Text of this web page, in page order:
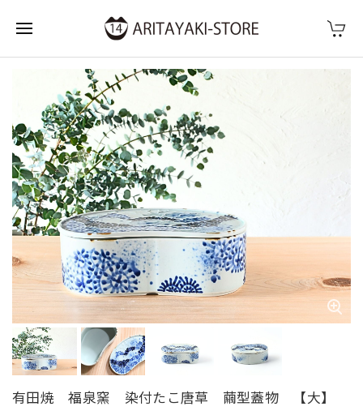
有田焼 福泉窯 染付たこ唐草 繭型蓋物 【大】